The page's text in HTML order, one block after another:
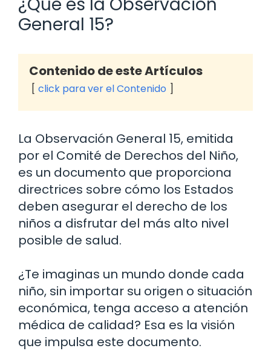
General 15?
Contenido de este Artículos
click para ver el Contenido
La Observación General 15, emitida
por el Comité de Derechos del Niño,
es un documento que proporciona
directrices sobre cómo los Estados
deben asegurar el derecho de los
niños a disfrutar del más alto nivel
posible de salud.
¿Te imaginas un mundo donde cada
niño, sin importar su origen o situación
económica, tenga acceso a atención
médica de calidad? Esa es la visión
que impulsa este documento.